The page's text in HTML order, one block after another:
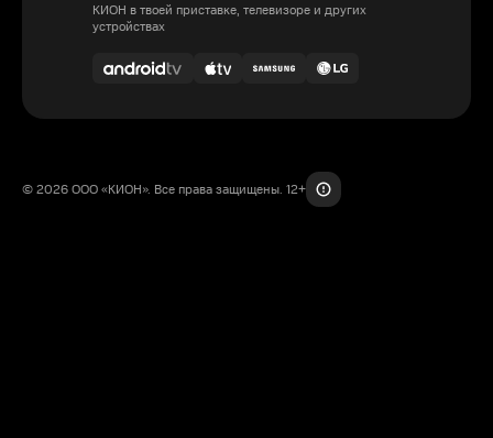
КИОН в твоей приставке, телевизоре и других
устройствах
© 2026 ООО «КИОН». Все права защищены. 12+